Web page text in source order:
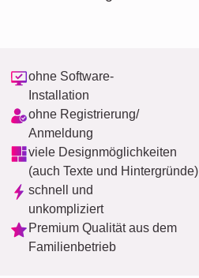
ohne Software-
Installation
ohne Registrierung/
Anmeldung
viele Designmöglichkeiten
(auch Texte und Hintergründe)
schnell und
unkompliziert
Premium Qualität aus dem
Familienbetrieb